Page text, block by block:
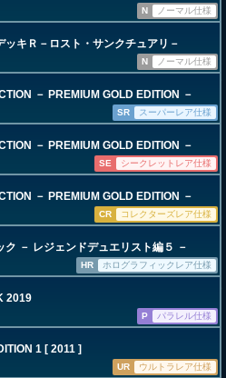
N
ノーマル仕様
ッキＲ－ロスト・サンクチュアリ－
N
ノーマル仕様
－ PREMIUM GOLD EDITION －
SR
スーパーレア仕様
－ PREMIUM GOLD EDITION －
SE
シークレットレア仕様
－ PREMIUM GOLD EDITION －
CR
コレクターズレア仕様
ク － レジェンドデュエリスト編５ －
HR
ホログラフィックレア仕様
2019
P
パラレル仕様
1 [ 2011 ]
UR ウルトラレア仕様